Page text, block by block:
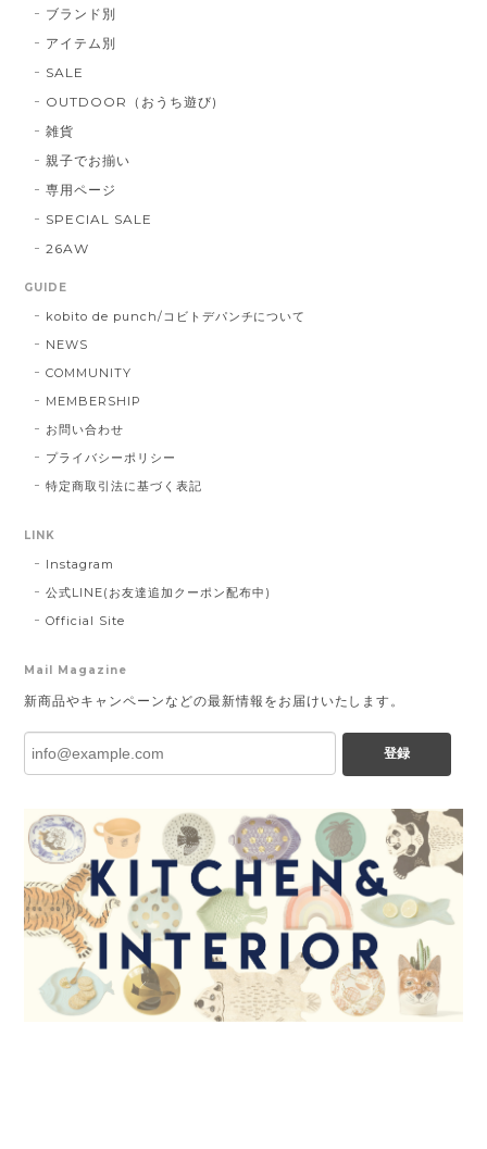
ブランド別
アイテム別
SALE
OUTDOOR（おうち遊び)
雑貨
親子でお揃い
専用ページ
SPECIAL SALE
26AW
GUIDE
kobito de punch/コビトデパンチについて
NEWS
COMMUNITY
MEMBERSHIP
お問い合わせ
プライバシーポリシー
特定商取引法に基づく表記
LINK
Instagram
公式LINE(お友達追加クーポン配布中)
Official Site
Mail Magazine
新商品やキャンペーンなどの最新情報をお届けいたします。
登録